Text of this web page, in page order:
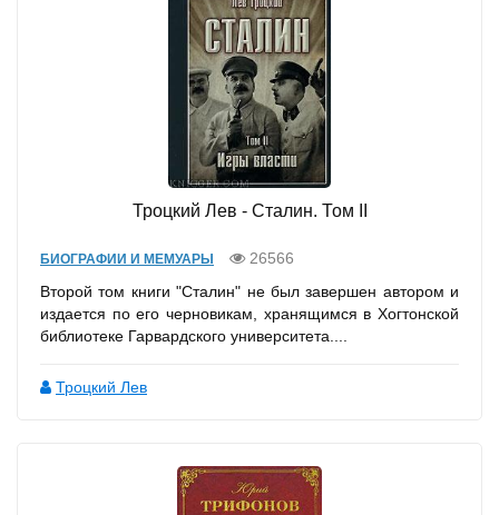
Троцкий Лев - Сталин. Том II
БИОГРАФИИ И МЕМУАРЫ
26566
Второй том книги "Сталин" не был завершен автором и
издается по его черновикам, хранящимся в Хогтонской
библиотеке Гарвардского университета....
Троцкий Лев